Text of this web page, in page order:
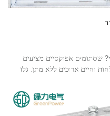
שסתומים אפוקסיים מציעים
וחיים ארוכים ללא מתן. גלו